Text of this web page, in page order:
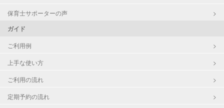
保育士サポーターの声
ガイド
ご利用例
上手な使い方
ご利用の流れ
定期予約の流れ